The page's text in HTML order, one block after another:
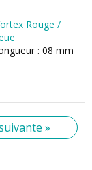
Rouge /
: 08 mm
»